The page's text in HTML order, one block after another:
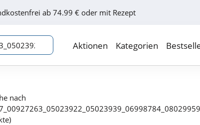
ab 74.99 € oder mit Rezept
Aktionen Kategorien
nach